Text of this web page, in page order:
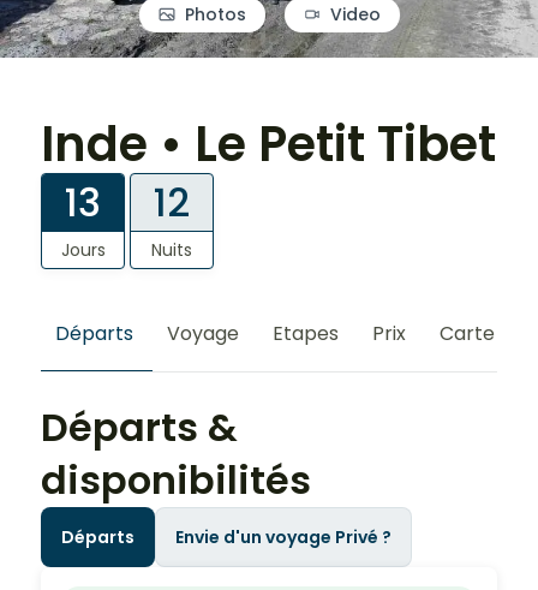
Photos Video
Inde • Le Petit Tibet
13
Jours
12
Nuits
Départs Voyage Etapes Prix Carte
Départs &
disponibilités
Départs Envie d'un voyage Privé ?